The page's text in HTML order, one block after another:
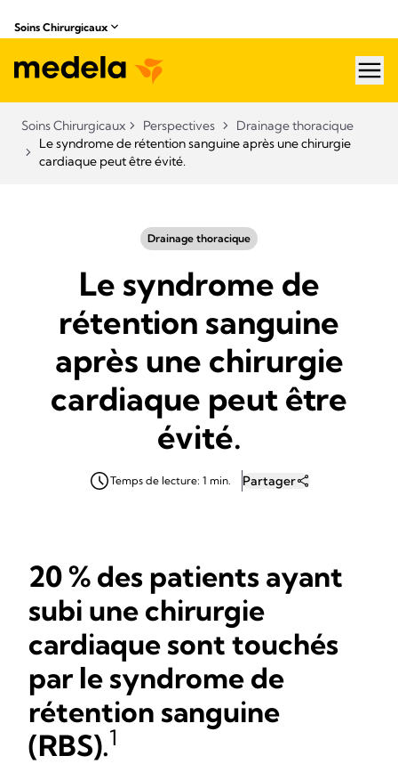
Soins Chirurgicaux
Soins Chirurgicaux Perspectives
Drainage thoracique
Le syndrome de rétention sanguine après une chirurgie
cardiaque peut être évité.
Drainage thoracique
Le syndrome de
rétention sanguine
après une chirurgie
cardiaque peut être
évité.
Temps de lecture: 1 min. Partager
20 % des patients ayant
subi une chirurgie
cardiaque sont touchés
par le syndrome de
rétention sanguine
(RBS).1